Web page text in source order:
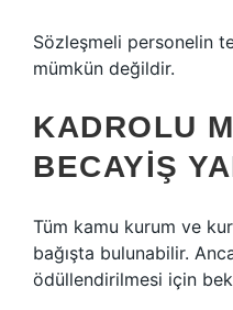
Sözleşmeli personelin
mümkün değildir.
KADROLU
BECAYIŞ
Tüm kamu kurum ve
bağışta bulunabilir.
ödüllendirilmesi için